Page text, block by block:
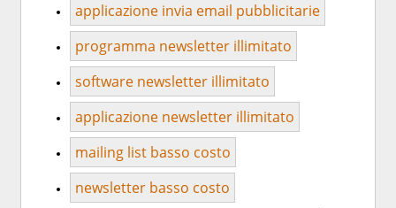
applicazione invia email pubblicitarie
programma newsletter illimitato
software newsletter illimitato
applicazione newsletter illimitato
mailing list basso costo
newsletter basso costo